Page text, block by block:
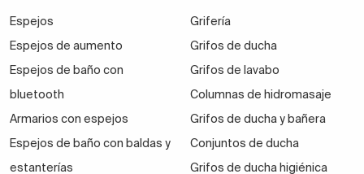
Espejos
Espejos de aumento
Espejos de baño con
bluetooth
Armarios con espejos
Espejos de baño con baldas y
estanterías
Grifería
Grifos de ducha
Grifos de lavabo
Columnas de hidromasaje
Grifos de ducha y bañera
Conjuntos de ducha
Grifos de ducha higiénica